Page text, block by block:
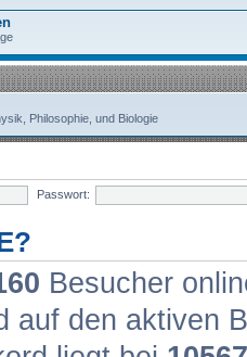
Philosophie, und Biologie
Passwort:
Besucher
auf den aktiven